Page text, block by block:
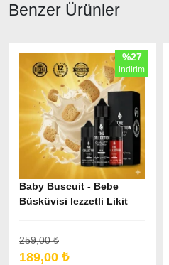
Benzer Ürünler
Baby Buscuit - Bebe
Büsküvisi lezzetli Likit
259,00 ₺
189,00 ₺
%27
indirim